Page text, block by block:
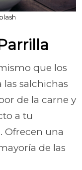
que los
salchichas
de la carne y
a tu
Ofrecen una
de las